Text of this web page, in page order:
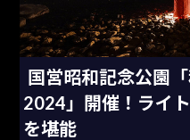
国営昭和記念公園
2024」開催！ライ
を堪能